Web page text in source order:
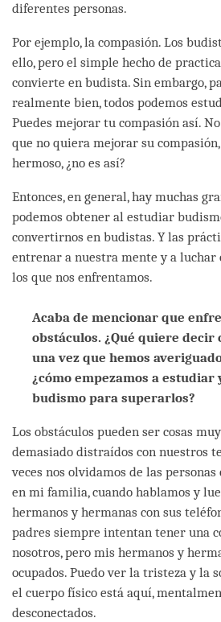
diferentes personas.
Por ejemplo, la compasión. Los
ello, pero el simple hecho de
convierte en budista. Sin embargo,
realmente bien, todos podemos
Puedes mejorar tu compasión así.
que no quiera mejorar su
hermoso, ¿no es así?
Entonces, en general, hay muchas
podemos obtener al estudiar
convertirnos en budistas. Y las
entrenar a nuestra mente y a luchar
los que nos enfrentamos.
Acaba de mencionar que
obstáculos. ¿Qué quiere decir
una vez que hemos
¿cómo empezamos a
budismo para superarlos?
Los obstáculos pueden ser cosas
demasiado distraídos con nuestros
veces nos olvidamos de las personas
en mi familia, cuando hablamos y
hermanos y hermanas con sus
padres siempre intentan tener una
nosotros, pero mis hermanos y
ocupados. Puedo ver la tristeza y la
el cuerpo físico está aquí,
desconectados.